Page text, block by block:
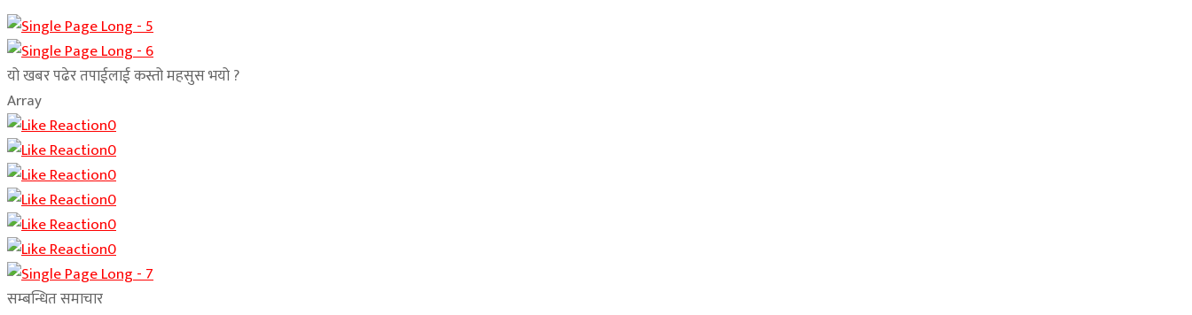
यो खबर पढेर तपाईलाई कस्तो महसुस भयो ?
Array
0
0
0
0
0
0
सम्बन्धित समाचार